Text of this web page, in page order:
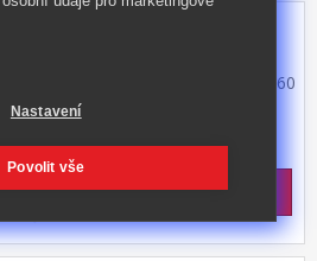
froté, 80% bavlna, 20% polyester, 160
provedení šedá savé, odolné,
obšito gumou pro matrace do
cm pratelné do 40 °C
DPH
Nastavení
Povolit vše